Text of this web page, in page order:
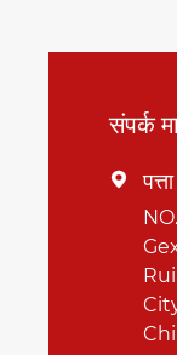
संपर्क
 पत्ता